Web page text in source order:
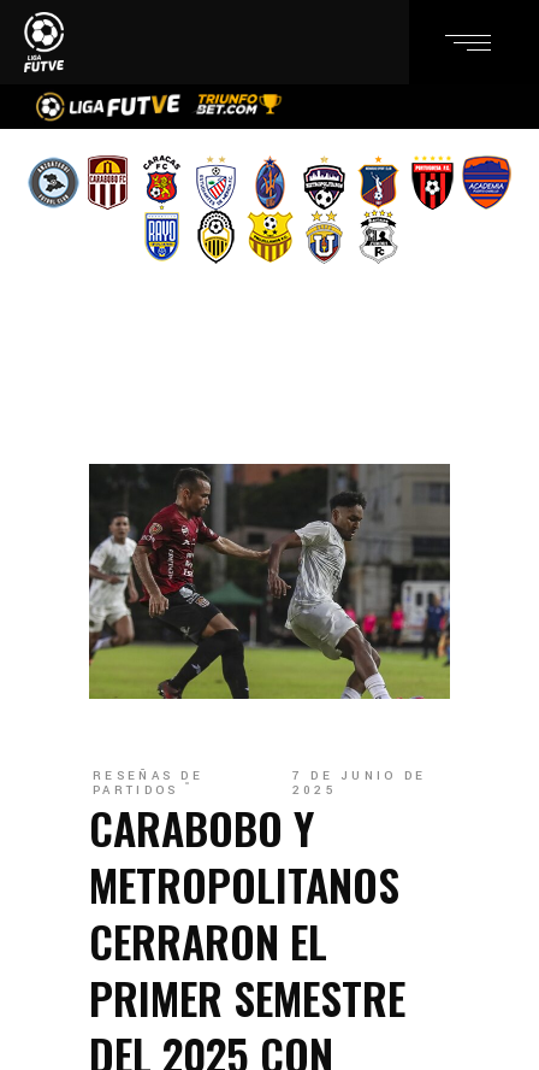
RESEÑAS DE
PARTIDOS
7 DE JUNIO DE
2025
CARABOBO Y
METROPOLITANOS
CERRARON EL
PRIMER SEMESTRE
DEL 2025 CON